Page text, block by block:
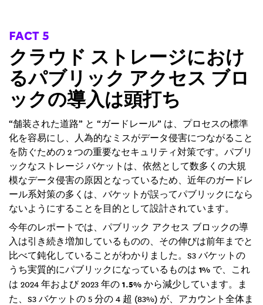
FACT 5
クラウド ストレージにおけ
るパブリック アクセス ブロ
ックの導入は頭打ち
“舗装された道路” と “ガードレール” は、プロセスの標準
化を容易にし、人為的なミスがデータ侵害につながること
を防ぐための 2 つの重要なセキュリティ対策です。パブリ
ックなストレージ バケットは、依然として数多くの大規
模なデータ侵害の原因となっているため、近年のガードレ
ール系対策の多くは、バケットが誤ってパブリックになら
ないようにすることを目的として設計されています。
今年のレポートでは、パブリック アクセス ブロックの導
入は引き続き増加しているものの、その伸びは前年までと
比べて鈍化していることがわかりました。S3 バケットの
うち実質的にパブリックになっているものは 1% で、これ
は 2024 年および 2023 年の 1.5% から減少しています。ま
た、S3 バケットの 5 分の 4 超 (83%) が、アカウント全体ま